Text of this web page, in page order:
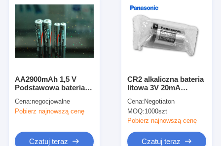
AA2900mAh 1,5 V
Podstawowa bateria
Cylindryczne baterie
litowe
Cena:negocjowalne
Pobierz najnowszą cenę
Czatuj teraz
CR2 alkaliczna bateria
litowa 3V 20mA
10 lat trwałości
Cena: Negotiaton
MOQ:1000szt
Pobierz najnowszą cenę
Czatuj teraz